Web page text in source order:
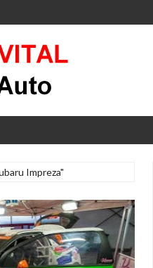
Impreza"